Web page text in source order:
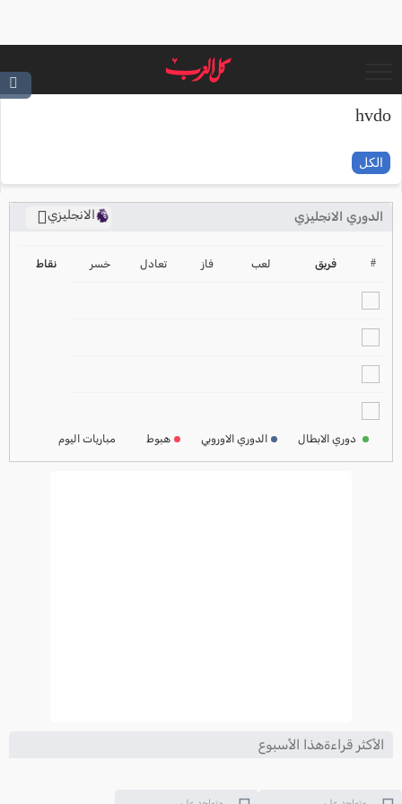
الأكثر قراءةهذا الأسبوع
hvdo
الكل
الدوري الانجليزي
الانجليزي
2024-2025
ترتيب الدوري الايطالي
# فريق لعب فاز تعادل خسر نقاط
دوري الابطال الدوري الاوروبي هبوط مباريات اليوم